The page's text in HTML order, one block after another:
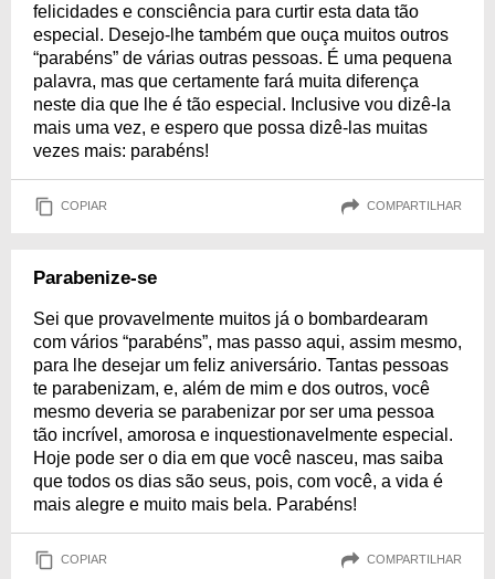
felicidades e consciência para curtir esta data tão
especial. Desejo-lhe também que ouça muitos outros
“parabéns” de várias outras pessoas. É uma pequena
palavra, mas que certamente fará muita diferença
neste dia que lhe é tão especial. Inclusive vou dizê-la
mais uma vez, e espero que possa dizê-las muitas
vezes mais: parabéns!
COPIAR COMPARTILHAR
Parabenize-se
Sei que provavelmente muitos já o bombardearam
com vários “parabéns”, mas passo aqui, assim mesmo,
para lhe desejar um feliz aniversário. Tantas pessoas
te parabenizam, e, além de mim e dos outros, você
mesmo deveria se parabenizar por ser uma pessoa
tão incrível, amorosa e inquestionavelmente especial.
Hoje pode ser o dia em que você nasceu, mas saiba
que todos os dias são seus, pois, com você, a vida é
mais alegre e muito mais bela. Parabéns!
COPIAR COMPARTILHAR